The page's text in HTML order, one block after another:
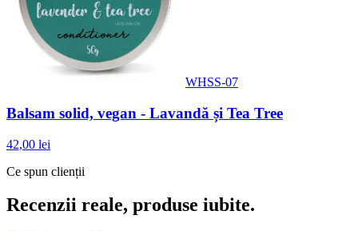
WHSS-07
Balsam solid, vegan - Lavandă și Tea Tree
42,00 lei
Ce spun clienții
Recenzii reale, produse iubite.